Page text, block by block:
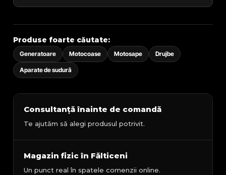
Produse foarte căutate:
Generatoare Motocoase Motosape Drujbe
Aparate de sudură
Consultanță înainte de comandă
Te ajutăm să alegi produsul potrivit.
Magazin fizic în Fălticeni
Un punct real în spatele comenzii online.